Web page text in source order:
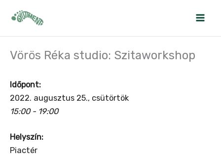
Vörös Réka studio: Szitaworkshop
Időpont:
2022. augusztus 25., csütörtök
15:00 - 19:00
Helyszín:
Piactér